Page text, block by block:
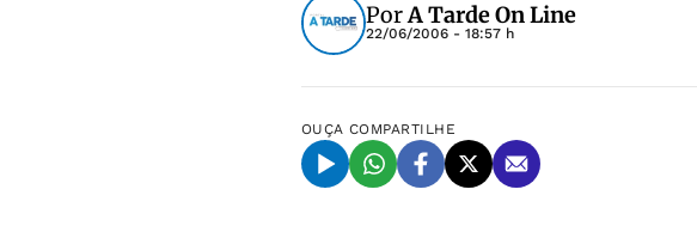
PorA Tarde On Line
22/06/2006 - 18:57 h
OUÇA COMPARTILHE